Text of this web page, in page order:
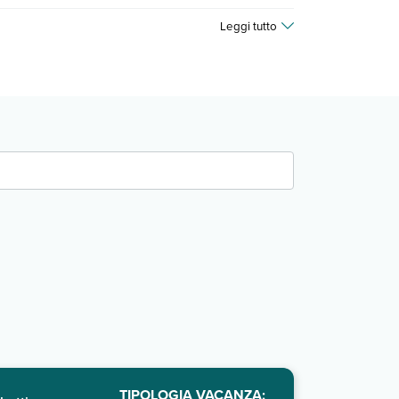
Leggi tutto
TIPOLOGIA VACANZA: